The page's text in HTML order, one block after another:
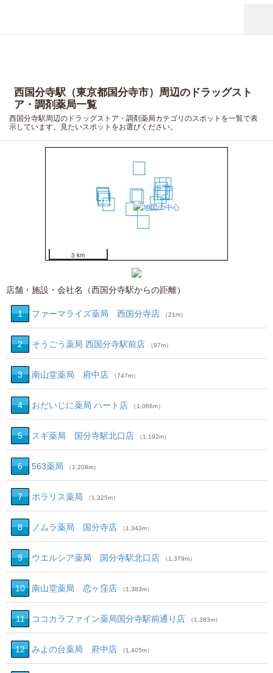
西国分寺駅（東京都国分寺市）周辺のドラッグスト
ア・調剤薬局一覧
西国分寺駅周辺のドラッグストア・調剤薬局カテゴリのスポットを一覧で表
示しています。見たいスポットをお選びください。
3
4
5
6
7
8
9
11
13
14
15
16
17
18
19
20
3 km
店舗・施設・会社名（西国分寺駅からの距離）
1 ファーマライズ薬局 西国分寺店 （21m）
2 そうごう薬局 西国分寺駅前店 （97m）
3 南山堂薬局 府中店 （747m）
4 おだいじに薬局 ハート店 （1,066m）
5 スギ薬局 国分寺駅北口店 （1,192m）
6 563薬局 （1,208m）
7 ポラリス薬局 （1,325m）
8 ノムラ薬局 国分寺店 （1,343m）
9 ウエルシア薬局 国分寺駅北口店 （1,379m）
10 南山堂薬局 恋ヶ窪店 （1,383m）
11 ココカラファイン薬局国分寺駅前通り店 （1,383m）
12 みよの台薬局 府中店 （1,405m）